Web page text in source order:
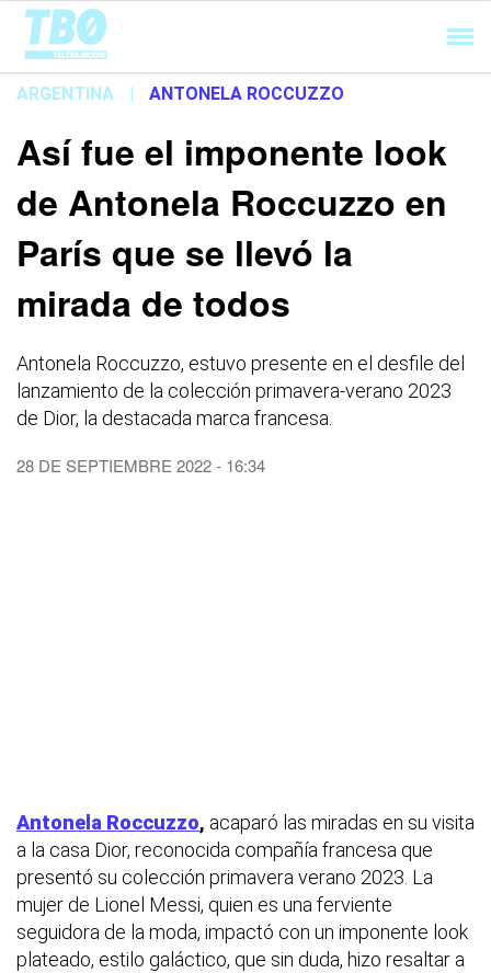
Cargando...
ARGENTINA | ANTONELA ROCCUZZO
Así fue el imponente look
de Antonela Roccuzzo en
París que se llevó la
mirada de todos
Antonela Roccuzzo, estuvo presente en el desfile del
lanzamiento de la colección primavera-verano 2023
de Dior, la destacada marca francesa.
28 DE SEPTIEMBRE 2022 - 16:34
Antonela Roccuzzo, acaparó las miradas en su visita
a la casa Dior, reconocida compañía francesa que
presentó su colección primavera verano 2023. La
mujer de Lionel Messi, quien es una ferviente
seguidora de la moda, impactó con un imponente look
plateado, estilo galáctico, que sin duda, hizo resaltar a